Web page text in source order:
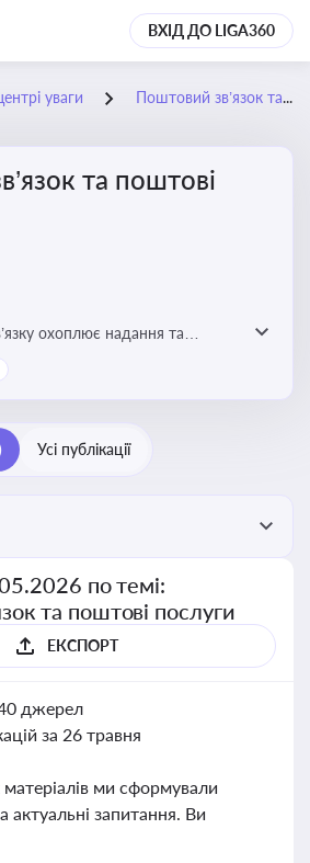
ВХІД ДО LIGA360
уваги Поштовий зв’язок та поштові послуги
та поштові
охоплює надання та
обслуговування, що
законодавством. Для
в державних реєстрах і
Усі публікації
по темі:
та поштові послуги
ЕКСПОРТ
джерел
за 26 травня
матеріалів ми сформували
актуальні запитання. Ви